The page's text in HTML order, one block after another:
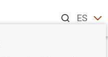
ESEN